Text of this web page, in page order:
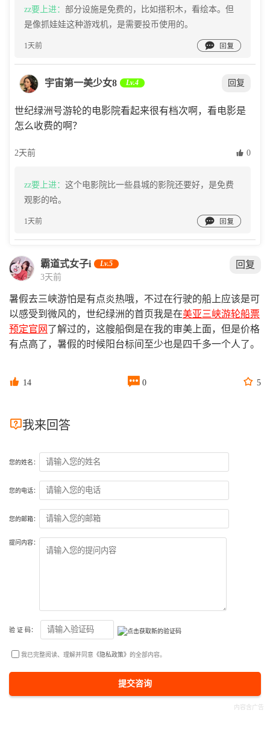
zz要上进： 部分设施是免费的，比如搭积木，看绘本。但
是像抓娃娃这种游戏机，是需要投币使用的。
1天前 
宇宙第一美少女8 Lv.4 回复
世纪绿洲号游轮的电影院看起来很有档次啊，看电影是
怎么收费的啊？
2天前  0
zz要上进： 这个电影院比一些县城的影院还要好，是免费
观影的哈。
1天前 
霸道式女子i Lv.5
3天前
回复
暑假去三峡游怕是有点炎热哦，不过在行驶的船上应该是可
以感受到微风的，世纪绿洲的首页我是在美亚三峡游轮船票
预定官网 了解过的，这艘船倒是在我的审美上面，但是价格
有点高了，暑假的时候阳台标间至少也是四千多一个人了。
 14  0  5
我来回答
您的姓名：
您的电话：
您的邮箱：
提问内容：
验 证 码：
我已完整阅读、理解并同意 《隐私政策》 的全部内容。
提交咨询